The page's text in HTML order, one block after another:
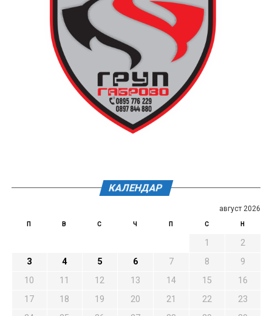
КАЛЕНДАР
август 2026
П В С Ч П С Н
1
2
3
4 5 6 7 8
9
10
11 12 13 14 15
16
17
18 19 20 21 22
23